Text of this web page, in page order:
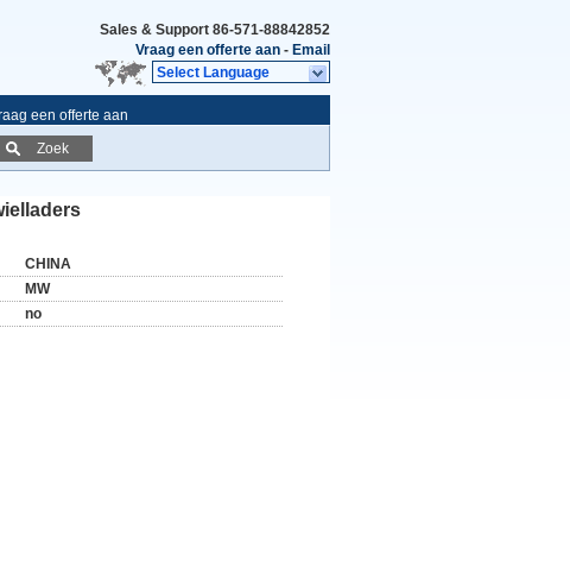
Sales & Support 86-571-88842852
Vraag een offerte aan - Email
Select Language
een offerte aan
Zoek
CHINA
MW
no